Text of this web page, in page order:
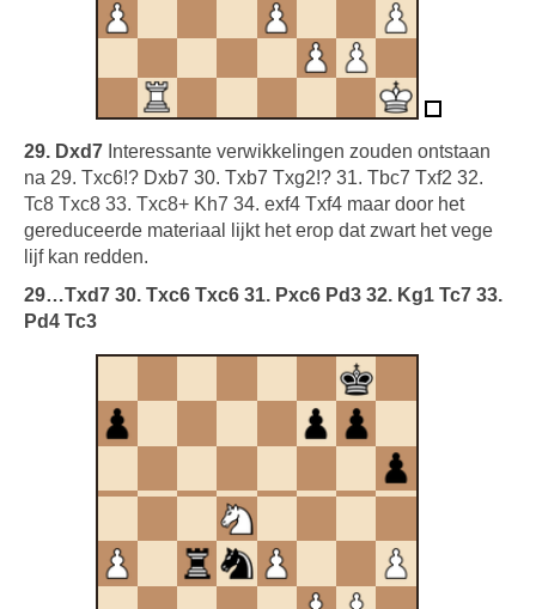
29. Dxd7 Interessante verwikkelingen zouden ontstaan
na 29. Txc6!? Dxb7 30. Txb7 Txg2!? 31. Tbc7 Txf2 32.
Tc8 Txc8 33. Txc8+ Kh7 34. exf4 Txf4 maar door het
gereduceerde materiaal lijkt het erop dat zwart het vege
lijf kan redden.
29…Txd7 30. Txc6 Txc6 31. Pxc6 Pd3 32. Kg1 Tc7 33.
Pd4 Tc3